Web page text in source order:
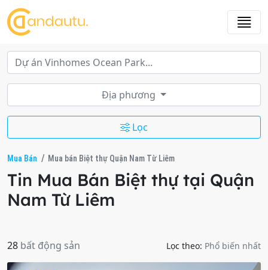
Địa phương
Lọc
Mua Bán Mua bán Biệt thự Quận Nam Từ Liêm
Tin Mua Bán Biệt thự tại Quận
Nam Từ Liêm
28 bất động sản Lọc theo: Phổ biến nhất